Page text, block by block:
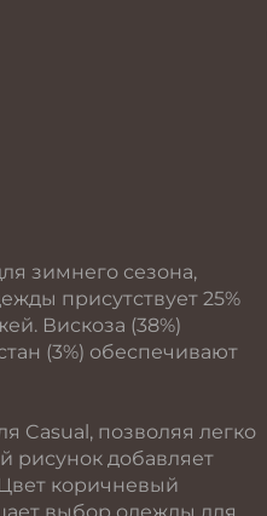
зимнего сезона,
присутствует 25%
Вискоза (38%)
(3%) обеспечивают
Casual, позволяя легко
рисунок добавляет
коричневый